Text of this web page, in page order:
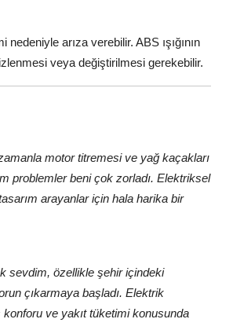
arıza verebilir. ABS ışığının
veya değiştirilmesi gerekebilir.
motor titremesi ve yağ kaçakları
problemler beni çok zorladı. Elektriksel
arayanlar için hala harika bir
sevdim, özellikle şehir içindeki
çıkarmaya başladı. Elektrik
konforu ve yakıt tüketimi konusunda